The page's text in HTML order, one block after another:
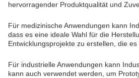
hervorragender Produktqualität und
Für medizinische Anwendungen kann
dass es eine ideale Wahl für die
Entwicklungsprojekte zu erstellen, die
Für industrielle Anwendungen kann
kann auch verwendet werden, um